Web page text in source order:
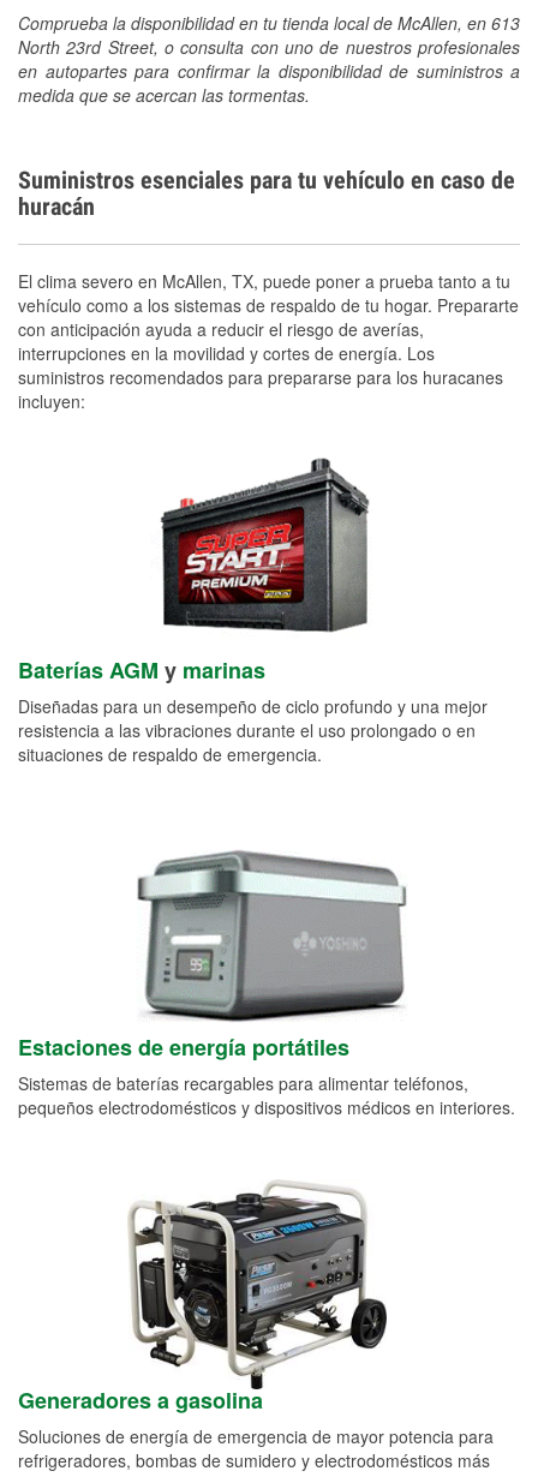
Comprueba la disponibilidad en tu tienda local de McAllen, en 613
North 23rd Street, o consulta con uno de nuestros profesionales
en autopartes para confirmar la disponibilidad de suministros a
medida que se acercan las tormentas.
Suministros esenciales para tu vehículo en caso de
huracán
El clima severo en McAllen, TX, puede poner a prueba tanto a tu
vehículo como a los sistemas de respaldo de tu hogar. Prepararte
con anticipación ayuda a reducir el riesgo de averías,
interrupciones en la movilidad y cortes de energía. Los
suministros recomendados para prepararse para los huracanes
incluyen:
Baterías AGM y marinas
Diseñadas para un desempeño de ciclo profundo y una mejor
resistencia a las vibraciones durante el uso prolongado o en
situaciones de respaldo de emergencia.
Estaciones de energía portátiles
Sistemas de baterías recargables para alimentar teléfonos,
pequeños electrodomésticos y dispositivos médicos en interiores.
Generadores a gasolina
Soluciones de energía de emergencia de mayor potencia para
refrigeradores, bombas de sumidero y electrodomésticos más